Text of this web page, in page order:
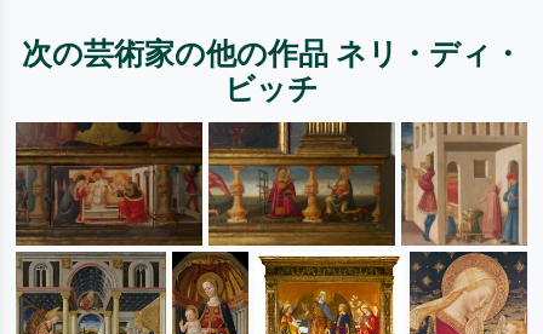
次の芸術家の他の作品 ネリ・ディ・
ビッチ